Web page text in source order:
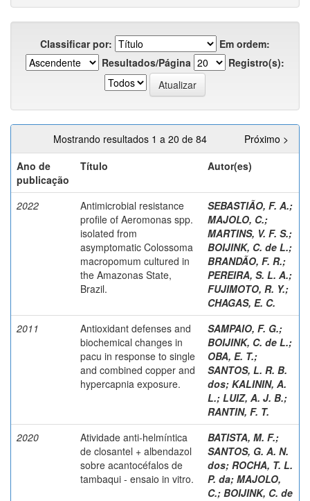
Classificar por:
Em ordem:
Resultados/Página
Registro(s):
Mostrando resultados 1 a 20 de 84
Próximo >
Ano de
publicação
Título Autor(es)
2022
Antimicrobial resistance
profile of Aeromonas spp.
isolated from
asymptomatic Colossoma
macropomum cultured in
the Amazonas State,
Brazil.
SEBASTIÃO, F. A.;
MAJOLO, C.;
MARTINS, V. F. S.;
BOIJINK, C. de L.;
BRANDÃO, F. R.;
PEREIRA, S. L. A.;
FUJIMOTO, R. Y.;
CHAGAS, E. C.
2011
Antioxidant defenses and
biochemical changes in
pacu in response to single
and combined copper and
hypercapnia exposure.
SAMPAIO, F. G.;
BOIJINK, C. de L.;
OBA, E. T.;
SANTOS, L. R. B.
dos; KALININ, A.
L.; LUIZ, A. J. B.;
RANTIN, F. T.
2020
Atividade anti-helmíntica
de closantel + albendazol
sobre acantocéfalos de
tambaqui - ensaio in vitro.
BATISTA, M. F.;
SANTOS, G. A. N.
dos; ROCHA, T. L.
P. da; MAJOLO,
C.; BOIJINK, C. de